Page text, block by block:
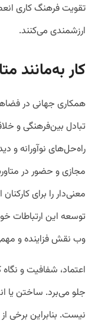
تقویت فرهنگ کاری
ارزشمندی می‌کنند.
کار به‌مانند
همکاری جهانی در
تبادل بین‌فرهنگی و
راه‌حل‌های نوآورانه و
مجازی و حضور در
معنی‌دار را برای
توسعه این ارتباطات
وب نقش فزاینده و
اعتماد، شفافیت و
جلو می‌برد. ساختن یا
نیست. بنابراین برخی